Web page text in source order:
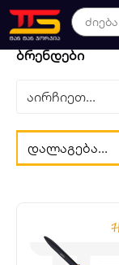
ბრენდები
აირჩიეთ...